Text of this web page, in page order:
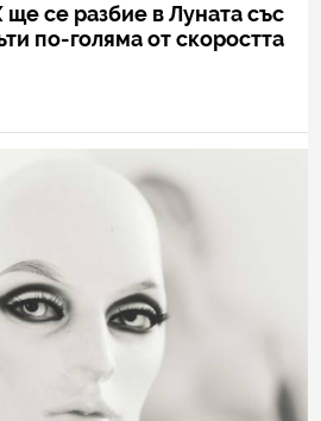
ще се разбие в Луната със
по-голяма от скоростта